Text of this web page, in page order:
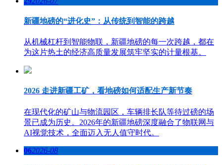
新疆地磅的“进化史”：从传统到智能的跨越
从机械杠杆到智能物联，新疆地磅的每一次跨越，都在
为这片热土的经济高质量发展筑牢坚实的计量根基。
2026 走进新疆工矿，看地磅如何适配生产新节奏
在现代化的矿山与物流园区，车辆排长队等待过磅的场
景已成为历史。2026年的新疆地磅深度融合了物联网与
AI视觉技术，全面迈入无人值守时代。
062026-08